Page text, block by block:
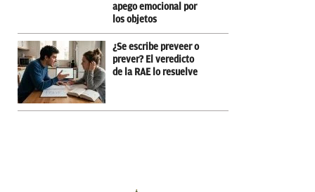
apego emocional por
los objetos
¿Se escribe preveer o
prever? El veredicto
de la RAE lo resuelve